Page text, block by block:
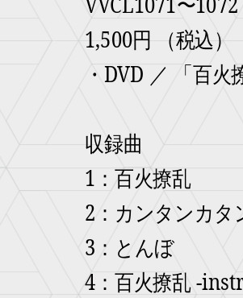
1,500円 （税込）
・DVD ／ 「百火
収録曲
1：百火撩乱
2：カンタンカタ
3：とんぼ
4：百火撩乱 -